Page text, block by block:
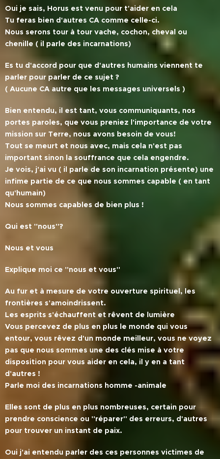
Oui je sais, Horus est venu pour t'aider en cela
Tu feras bien d'autres CA comme celle-ci.
Nous serons tour à tour vache, cochon, cheval ou
chenille ( il parle des incarnations)
Es tu d'accord pour que d'autres humains viennent te
parler pour parler de ce sujet ?
( Aucune CA autre que les messages universels )
Bien entendu, il est tant, vous communiquants, nos
portes paroles, que vous preniez l'importance de votre
mission sur Terre, nous avons besoin de vous!
Tout se meurt et nous avec, mais cela n'est pas
important sinon la souffrance que cela engendre.
Je vois, j'ai vu ( il parle de son incarnation présente) une
infime partie de ce que nous sommes capable ( en tant
qu'humain)
Nous sommes capables de bien plus !
Qui est ''nous''?
Nous et vous
Explique moi ce ''nous et vous''
Au fur et à mesure de votre ouverture spirituel, les
frontières s'amoindrissent.
Les esprits s'échauffent et rêvent de lumière
Vous percevez de plus en plus le monde qui vous
entour, vous rêvez d'un monde meilleur, vous ne voyez
pas que nous sommes une des clés mise à votre
disposition pour vous aider en cela, il y en a tant
d'autres !
Parle moi des incarnations homme -animale
Elles sont de plus en plus nombreuses, certain pour
prendre conscience ou ''réparer'' des erreurs, d'autres
pour trouver un instant de paix.
Oui j'ai entendu parler des ces personnes victimes de